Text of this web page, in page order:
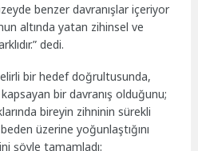
benzer davranışlar içeriyor
altında yatan zihinsel ve
dedi.
bir hedef doğrultusunda,
bir davranış olduğunu;
bireyin zihninin sürekli
üzerine yoğunlaştığını
şöyle tamamladı: